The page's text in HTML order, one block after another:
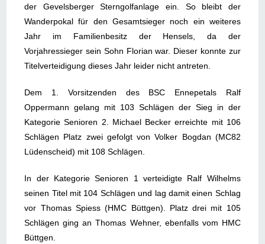
der Gevelsberger Sterngolfanlage ein. So bleibt der
Wanderpokal für den Gesamtsieger noch ein weiteres
Jahr im Familienbesitz der Hensels, da der
Vorjahressieger sein Sohn Florian war. Dieser konnte zur
Titelverteidigung dieses Jahr leider nicht antreten.
Dem 1. Vorsitzenden des BSC Ennepetals Ralf
Oppermann gelang mit 103 Schlägen der Sieg in der
Kategorie Senioren 2. Michael Becker erreichte mit 106
Schlägen Platz zwei gefolgt von Volker Bogdan (MC82
Lüdenscheid) mit 108 Schlägen.
In der Kategorie Senioren 1 verteidigte Ralf Wilhelms
seinen Titel mit 104 Schlägen und lag damit einen Schlag
vor Thomas Spiess (HMC Büttgen). Platz drei mit 105
Schlägen ging an Thomas Wehner, ebenfalls vom HMC
Büttgen.